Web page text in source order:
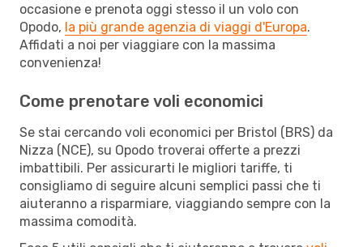
occasione e prenota oggi stesso il un volo con
Opodo, la più grande agenzia di viaggi d'Europa.
Affidati a noi per viaggiare con la massima
convenienza!
Come prenotare voli economici
Se stai cercando voli economici per Bristol (BRS) da
Nizza (NCE), su Opodo troverai offerte a prezzi
imbattibili. Per assicurarti le migliori tariffe, ti
consigliamo di seguire alcuni semplici passi che ti
aiuteranno a risparmiare, viaggiando sempre con la
massima comodità.